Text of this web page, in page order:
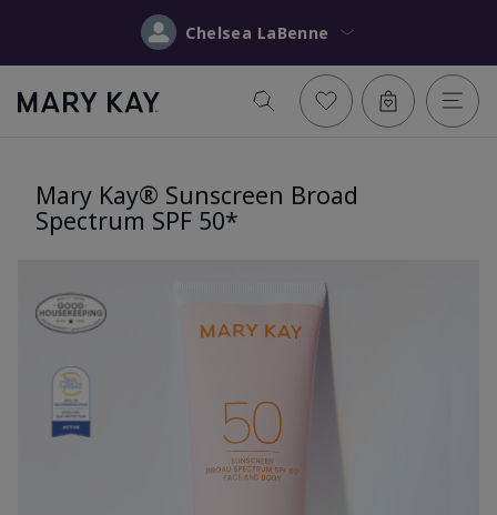
Chelsea LaBenne
Mary Kay® Sunscreen Broad
Spectrum SPF 50*